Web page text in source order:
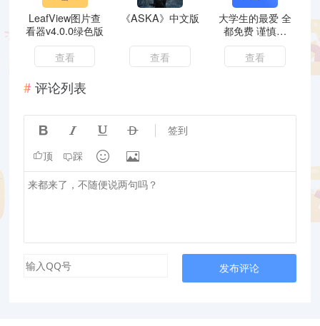
LeafView图片查
看器v4.0.0绿色版
查看
《ASKA》中文版
查看
大学生的最爱 全
都免费 谨慎使
用！
查看
评论列表
    签到
顶 踩  
发布评论